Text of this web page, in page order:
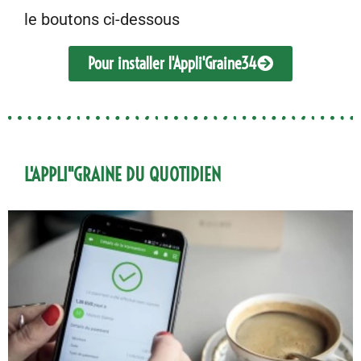
le boutons ci-dessous
Pour installer l'Appli'Graine34
L'APPLI"GRAINE DU QUOTIDIEN